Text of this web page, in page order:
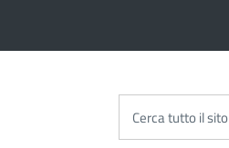
Cerca tutto il sito